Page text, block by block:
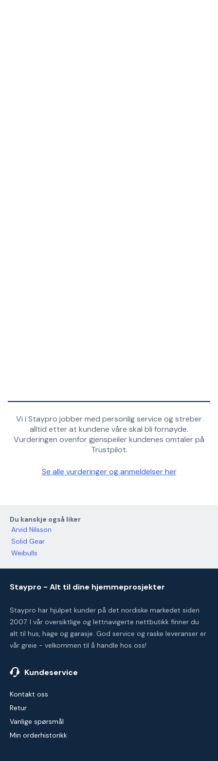
Vi i Staypro jobber med personlig service og streber
alltid etter at kundene våre skal bli fornøyde.
Vurderingen ovenfor gjenspeiler kundenes omtaler på
Trustpilot.
Se alle vurderinger og anmeldelser her
Du kanskje også liker
Arvid Nilsson
Solid Gear
Weibulls
Staypro - Alt til dine hjemmeprosjekter
Staypro har hjulpet kunder på det nordiske markedet siden
2007. I vår oversiktlige og lettnavigerte nettbutikk finner du
alt til hus, hage og garasje. God service og raske leveranser er
vår greie - velkommen til å handle hos oss!
Kundeservice
Kontakt oss
Retur
Vanlige spørsmål
Min orderhistorikk